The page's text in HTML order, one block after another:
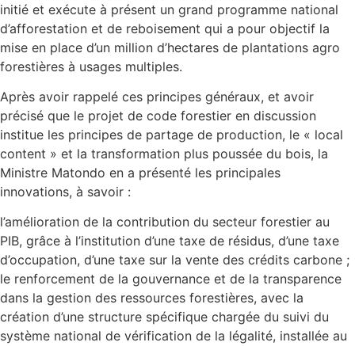
initié et exécute à présent un grand programme national
d’afforestation et de reboisement qui a pour objectif la
mise en place d’un million d’hectares de plantations agro
forestières à usages multiples.
Après avoir rappelé ces principes généraux, et avoir
précisé que le projet de code forestier en discussion
institue les principes de partage de production, le « local
content » et la transformation plus poussée du bois, la
Ministre Matondo en a présenté les principales
innovations, à savoir :
l’amélioration de la contribution du secteur forestier au
PIB, grâce à l’institution d’une taxe de résidus, d’une taxe
d’occupation, d’une taxe sur la vente des crédits carbone ;
le renforcement de la gouvernance et de la transparence
dans la gestion des ressources forestières, avec la
création d’une structure spécifique chargée du suivi du
système national de vérification de la légalité, installée au